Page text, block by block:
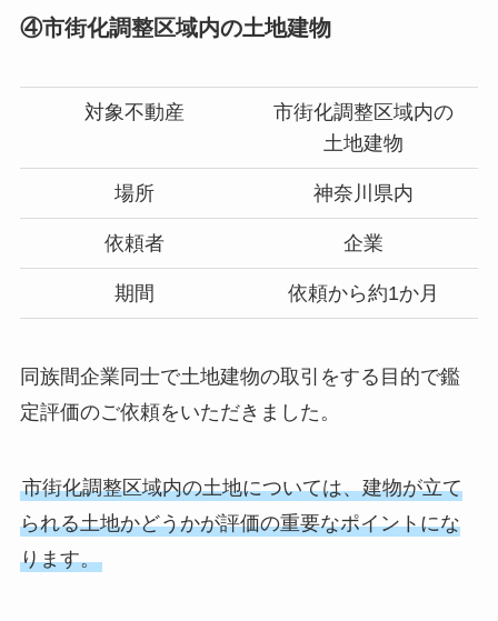
④市街化調整区域内の土地建物
対象不動産
市街化調整区域内の
土地建物
場所 神奈川県内
依頼者 企業
期間 依頼から約1か月
同族間企業同士で土地建物の取引をする目的で鑑
定評価のご依頼をいただきました。
市街化調整区域内の土地については、建物が立て
られる土地かどうかが評価の重要なポイントにな
ります。